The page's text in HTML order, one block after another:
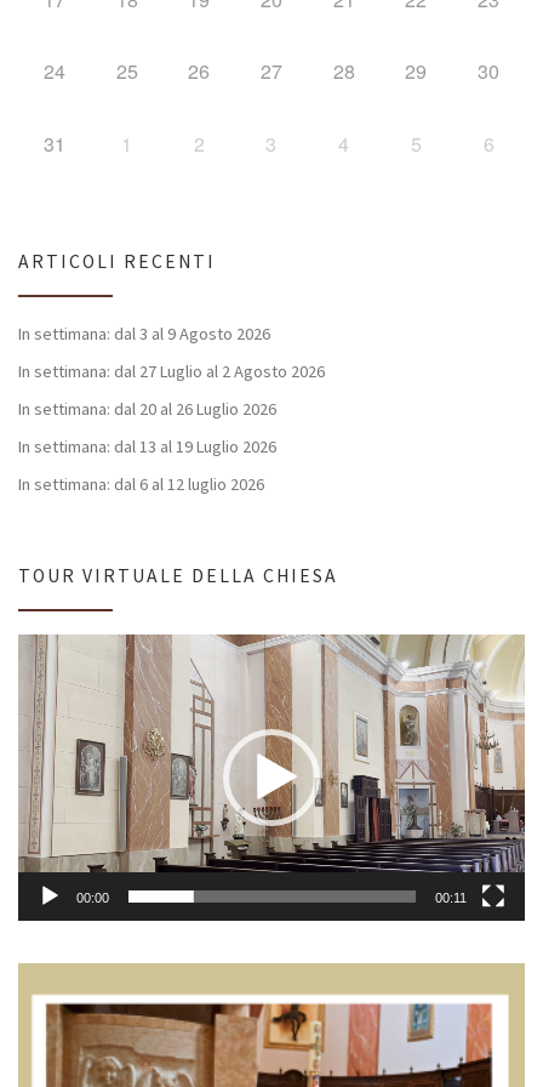
24 25 26 27 28 29 30
31 1 2 3 4 5 6
ARTICOLI RECENTI
In settimana: dal 3 al 9 Agosto 2026
In settimana: dal 27 Luglio al 2 Agosto 2026
In settimana: dal 20 al 26 Luglio 2026
In settimana: dal 13 al 19 Luglio 2026
In settimana: dal 6 al 12 luglio 2026
TOUR VIRTUALE DELLA CHIESA
Video
Player
00:00 00:11